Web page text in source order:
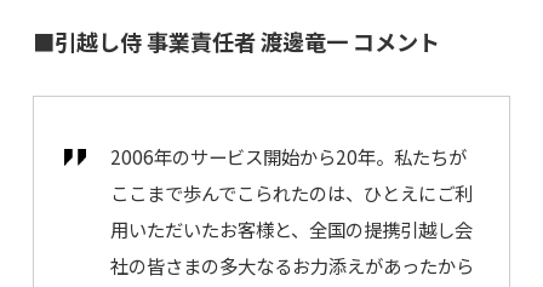
■引越し侍 事業責任者 渡邊竜一 コメント
2006年のサービス開始から20年。私たちが
ここまで歩んでこられたのは、ひとえにご利
用いただいたお客様と、全国の提携引越し会
社の皆さまの多大なるお力添えがあったから